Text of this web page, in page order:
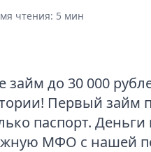
чтения: 5 мин
до 30 000
Первый займ
паспорт. Деньги
МФО с нашей